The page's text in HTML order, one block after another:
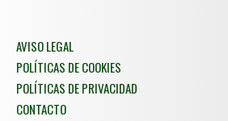
AVISO LEGAL
POLÍTICAS DE COOKIES
POLÍTICAS DE PRIVACIDAD
CONTACTO